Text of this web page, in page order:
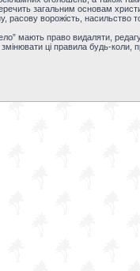
загальним основам
расову ворожість, насильство
мають право видаляти,
ці правила будь-